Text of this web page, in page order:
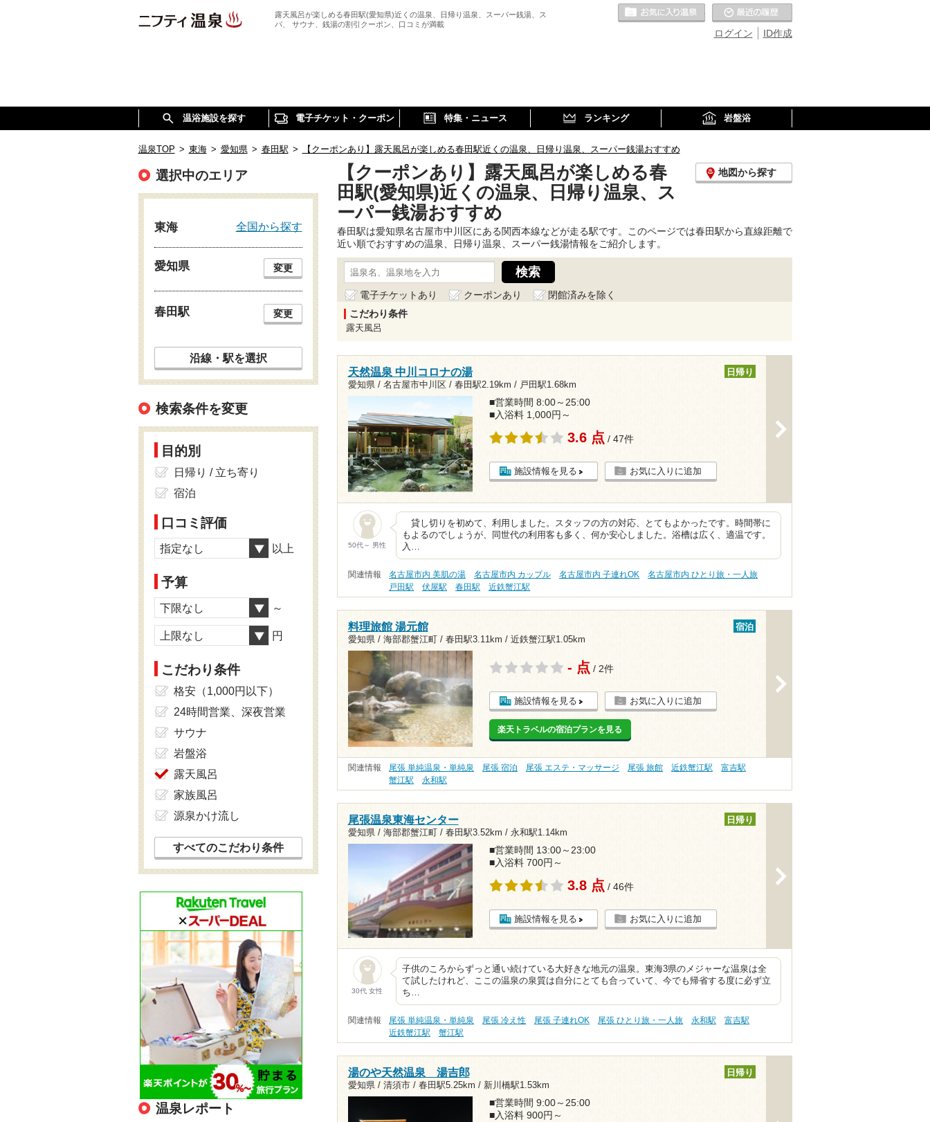
露天風呂が楽しめる春田駅(愛知県)近くの温泉、日帰り温泉、スーパー銭湯、ス
パ、 サウナ、銭湯の割引クーポン、口コミが満載
ID作成
ログイン
お気に入りの温泉
温浴施設を探す 電子チケット・クーポン 特集・ニュース ランキング 岩盤浴
温泉TOP > 東海 > 愛知県 > 春田駅 > 【クーポンあり】露天風呂が楽しめる春田駅近くの温泉、日帰り温泉、スーパー銭湯おすすめ
【クーポンあり】露天風呂が楽しめる春
田駅(愛知県)近くの温泉、日帰り温泉、ス
ーパー銭湯おすすめ
地図から探す
春田駅は愛知県名古屋市中川区にある関西本線などが走る駅です。このページでは春田駅から直線距離で
近い順でおすすめの温泉、日帰り温泉、スーパー銭湯情報をご紹介します。
電子チケットあり クーポンあり
閉館済みを除く
こだわり条件
露天風呂
天然温泉 中川コロナの湯
愛知県 / 名古屋市中川区 / 春田駅2.19km / 戸田駅1.68km
日帰り
■営業時間 8:00～25:00
■入浴料 1,000円～
3.6 点 / 47件
施設情報を見る お気に入りに追加
50代～ 男性
貸し切りを初めて、利用しました。スタッフの方の対応、とてもよかったです。時間帯に
もよるのでしょうが、同世代の利用客も多く、何か安心しました。浴槽は広く、適温です。
入…
関連情報 名古屋市内 美肌の湯 名古屋市内 カップル 名古屋市内 子連れOK
名古屋市内 ひとり旅・一人旅
戸田駅
伏屋駅 春田駅 近鉄蟹江駅
料理旅館 湯元館
愛知県 / 海部郡蟹江町 / 春田駅3.11km / 近鉄蟹江駅1.05km
宿泊
- 点 / 2件
施設情報を見る お気に入りに追加
楽天トラベルの宿泊プランを見る
関連情報 尾張 単純温泉・単純泉 尾張 宿泊 尾張 エステ・マッサージ 尾張 旅館 近鉄蟹江駅
富吉駅
蟹江駅
永和駅
尾張温泉東海センター
愛知県 / 海部郡蟹江町 / 春田駅3.52km / 永和駅1.14km
日帰り
■営業時間 13:00～23:00
■入浴料 700円～
3.8 点 / 46件
施設情報を見る お気に入りに追加
30代 女性
子供のころからずっと通い続けている大好きな地元の温泉。東海3県のメジャーな温泉は全
て試したけれど、ここの温泉の泉質は自分にとても合っていて、今でも帰省する度に必ず立
ち…
関連情報 尾張 単純温泉・単純泉 尾張 冷え性 尾張 子連れOK 尾張 ひとり旅・一人旅 永和駅
富吉駅
近鉄蟹江駅
蟹江駅
湯のや天然温泉 湯吉郎
愛知県 / 清須市 / 春田駅5.25km / 新川橋駅1.53km
日帰り
■営業時間 9:00～25:00
■入浴料 900円～
選択中のエリア
東海 全国から探す
愛知県 変更
春田駅 変更
沿線・駅を選択
検索条件を変更
目的別
日帰り / 立ち寄り
宿泊
口コミ評価
指定なし 以上
予算
下限なし ～
上限なし 円
こだわり条件
格安（1,000円以下）
24時間営業、深夜営業
サウナ
岩盤浴
露天風呂
家族風呂
源泉かけ流し
すべてのこだわり条件
温泉レポート